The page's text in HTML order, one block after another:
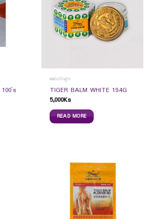
ဆေးဝါးများ
TIGER BALM WHITE 19.4G
5,000Ks
READ MORE